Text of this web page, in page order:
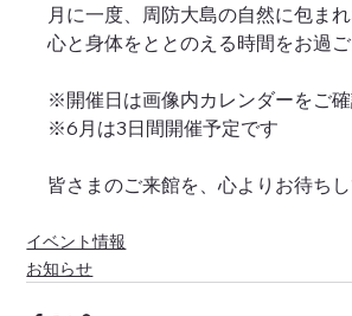
月に一度、周防大島の自然に包まれ
心と身体をととのえる時間をお過ご
※開催日は画像内カレンダーをご
※6月は3日間開催予定です
皆さまのご来館を、心よりお待ちし
イベント情報
お知らせ